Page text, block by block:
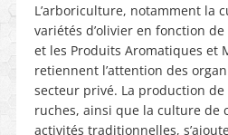
L’arboriculture, notamment la
variétés d’olivier en fonction
et les Produits Aromatiques et
retiennent l’attention des
secteur privé. La production
ruches, ainsi que la culture de
activités traditionnelles,